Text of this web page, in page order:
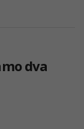
dva